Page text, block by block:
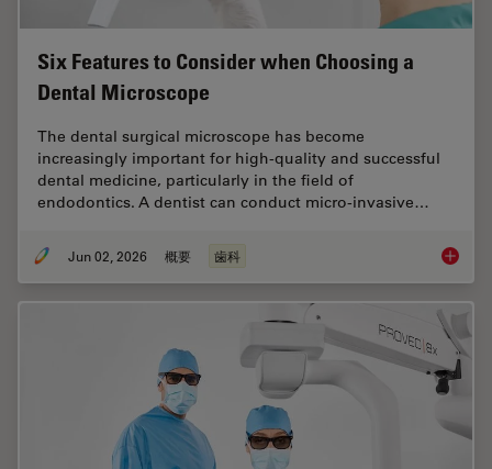
Six Features to Consider when Choosing a
Dental Microscope
The dental surgical microscope has become
increasingly important for high-quality and successful
dental medicine, particularly in the field of
endodontics. A dentist can conduct micro-invasive…
Jun 02, 2026 概要 歯科 Six